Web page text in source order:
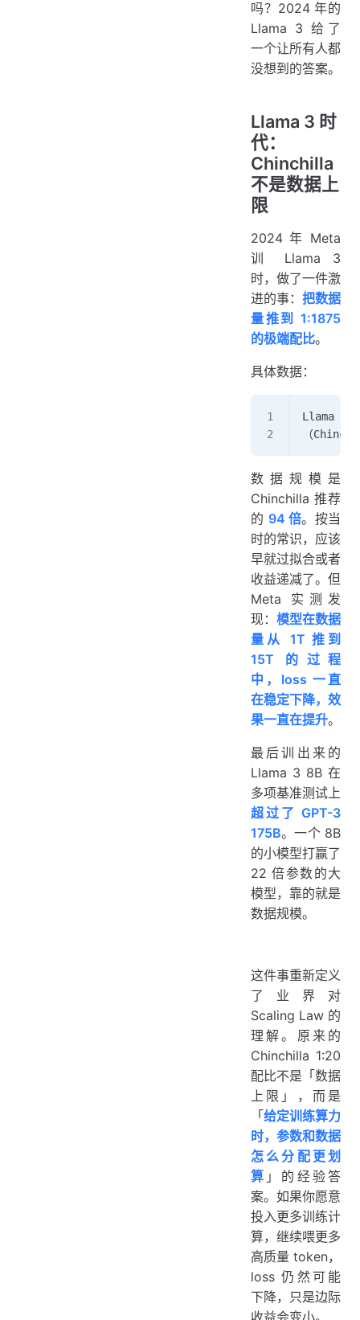
吗？2024 年的
Llama 3 给了
一个让所有人都
没想到的答案。
Llama 3 时
代：
Chinchilla
不是数据上
限
2024 年 Meta
训 Llama 3
时，做了一件激
进的事： 把数据
量推到 1:1875
的极端配比。
具体数据：
Llama 3
（
数据规模是
Chinchilla 推荐
的 94 倍。按当
时的常识，应该
早就过拟合或者
收益递减了。但
Meta 实测发
现： 模型在数据
量从 1T 推到
15T 的过程
中，loss 一直
在稳定下降，效
果一直在提升。
最后训出来的
Llama 3 8B 在
多项基准测试上
超过了 GPT-3
175B。一个 8B
的小模型打赢了
22 倍参数的大
模型，靠的就是
数据规模。
这件事重新定义
了业界对
Scaling Law 的
理解。原来的
Chinchilla 1:20
配比不是「数据
上限」，而是
「 给定训练算力
时，参数和数据
怎么分配更划
算」的经验答
案。如果你愿意
投入更多训练计
算，继续喂更多
高质量 token，
loss 仍然可能
下降，只是边际